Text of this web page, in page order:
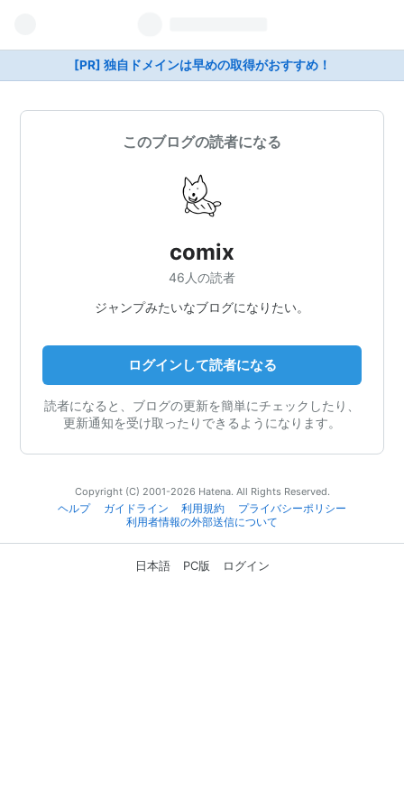
[PR] 独自ドメインは早めの取得がおすすめ！
このブログの読者になる
comix
46人の読者
ジャンプみたいなブログになりたい。
ログインして読者になる
読者になると、ブログの更新を簡単にチェックしたり、
更新通知を受け取ったりできるようになります。
Copyright (C) 2001-2026 Hatena. All Rights Reserved.
ヘルプ
ガイドライン 利用規約
プライバシーポリシー
利用者情報の外部送信について
日本語 PC版 ログイン